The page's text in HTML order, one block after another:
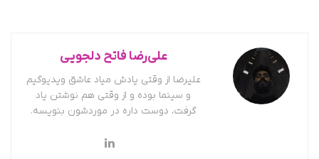
علی‌رضا فاتح دلجویی
علیرضا از وقتی یادش میاد عاشق ویدیوگیم
و سینما بوده و از وقتی هم نوشتن یاد
گرفت، دوست داره در موردشون بنویسه.